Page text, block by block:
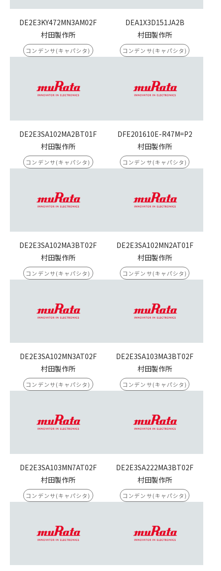
DE2E3KY472MN3AM02F
村田製作所
コンデンサ(キャパシタ)
DEA1X3D151JA2B
村田製作所
コンデンサ(キャパシタ)
DE2E3SA102MA2BT01F
村田製作所
コンデンサ(キャパシタ)
DFE201610E-R47M=P2
村田製作所
コンデンサ(キャパシタ)
DE2E3SA102MA3BT02F
村田製作所
コンデンサ(キャパシタ)
DE2E3SA102MN2AT01F
村田製作所
コンデンサ(キャパシタ)
DE2E3SA102MN3AT02F
村田製作所
コンデンサ(キャパシタ)
DE2E3SA103MA3BT02F
村田製作所
コンデンサ(キャパシタ)
DE2E3SA103MN7AT02F
村田製作所
コンデンサ(キャパシタ)
DE2E3SA222MA3BT02F
村田製作所
コンデンサ(キャパシタ)